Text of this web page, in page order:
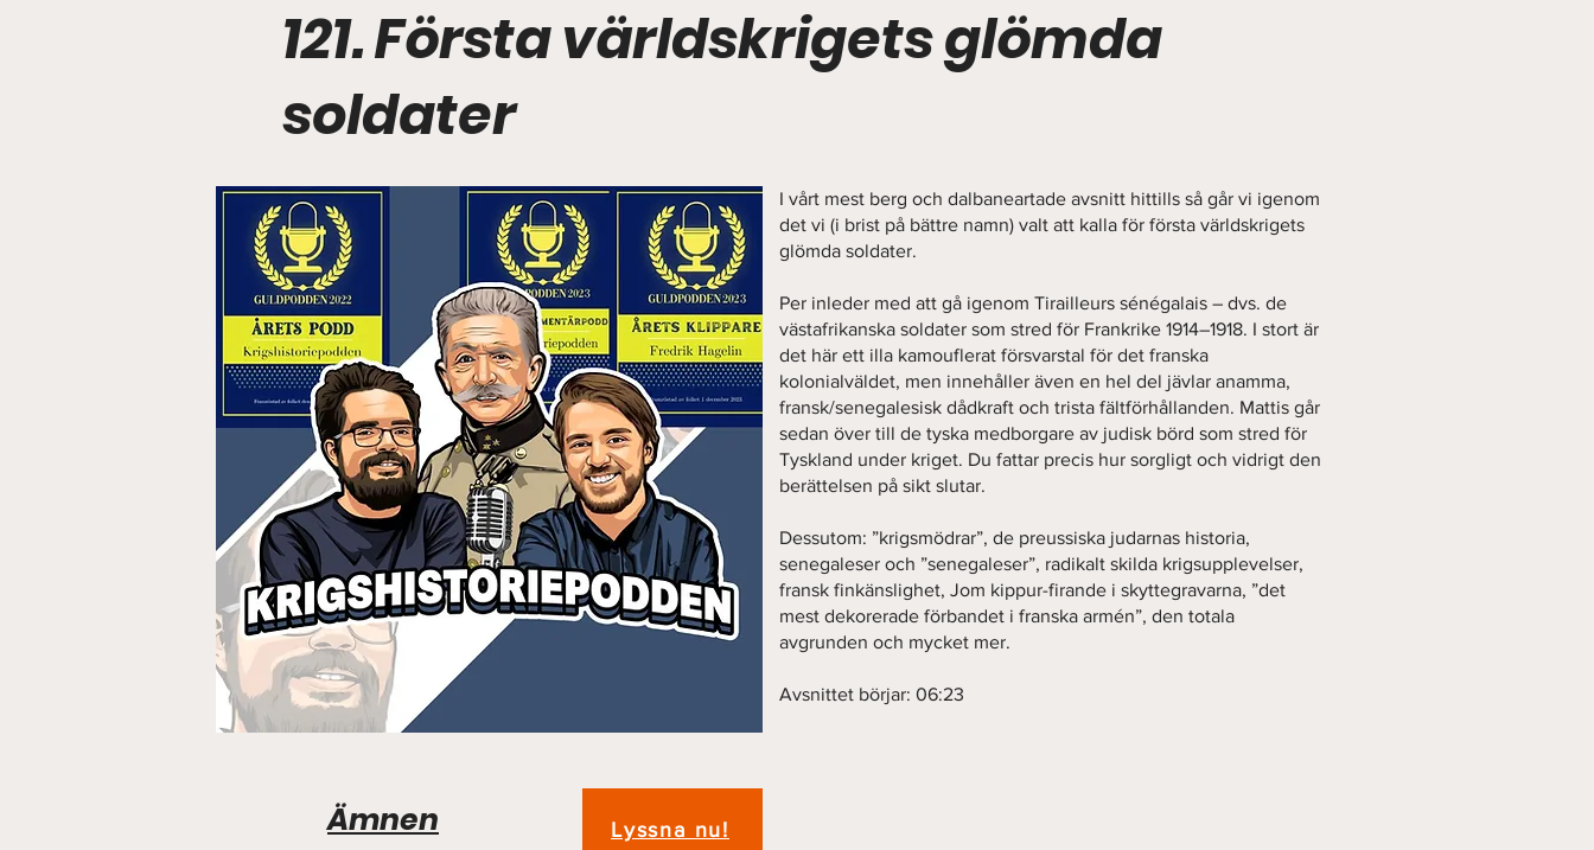
121. Första världskrigets glömda
soldater
Ämnen Lyssna nu!
I vårt mest berg och dalbaneartade avsnitt hittills så går vi igenom
det vi (i brist på bättre namn) valt att kalla för första världskrigets
glömda soldater.
Per inleder med att gå igenom Tirailleurs sénégalais – dvs. de
västafrikanska soldater som stred för Frankrike 1914–1918. I stort är
det här ett illa kamouflerat försvarstal för det franska
kolonialväldet, men innehåller även en hel del jävlar anamma,
fransk/senegalesisk dådkraft och trista fältförhållanden. Mattis går
sedan över till de tyska medborgare av judisk börd som stred för
Tyskland under kriget. Du fattar precis hur sorgligt och vidrigt den
berättelsen på sikt slutar.
Dessutom: ”krigsmödrar”, de preussiska judarnas historia,
senegaleser och ”senegaleser”, radikalt skilda krigsupplevelser,
fransk finkänslighet, Jom kippur-firande i skyttegravarna, ”det
mest dekorerade förbandet i franska armén”, den totala
avgrunden och mycket mer.
Avsnittet börjar: 06:23